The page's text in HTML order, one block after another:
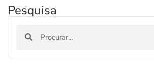
Pesquisa